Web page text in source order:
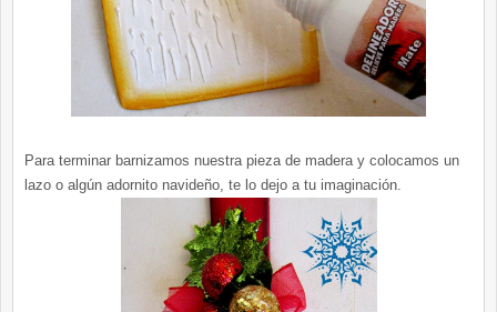
Para terminar barnizamos nuestra pieza de madera y colocamos un
lazo o algún adornito navideño, te lo dejo a tu imaginación.